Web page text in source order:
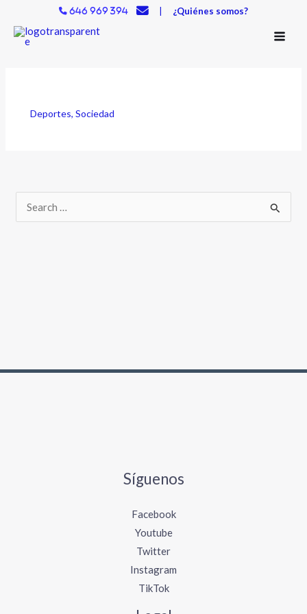
contenido
646 969 394 | ¿Quiénes somos?
Deportes,Sociedad
Síguenos
Facebook
Youtube
Twitter
Instagram
TikTok